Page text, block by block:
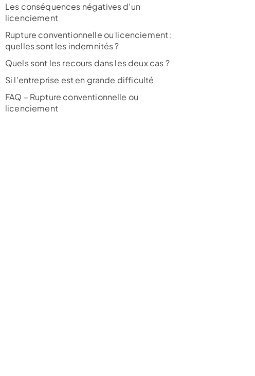
Les conséquences négatives d'un
licenciement
Rupture conventionnelle ou licenciement :
quelles sont les indemnités ?
Quels sont les recours dans les deux cas ?
Si l'entreprise est en grande difficulté
FAQ – Rupture conventionnelle ou
licenciement